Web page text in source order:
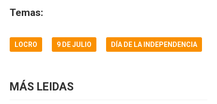
Temas:
LOCRO 9 DE JULIO DÍA DE LA INDEPENDENCIA
MÁS LEIDAS